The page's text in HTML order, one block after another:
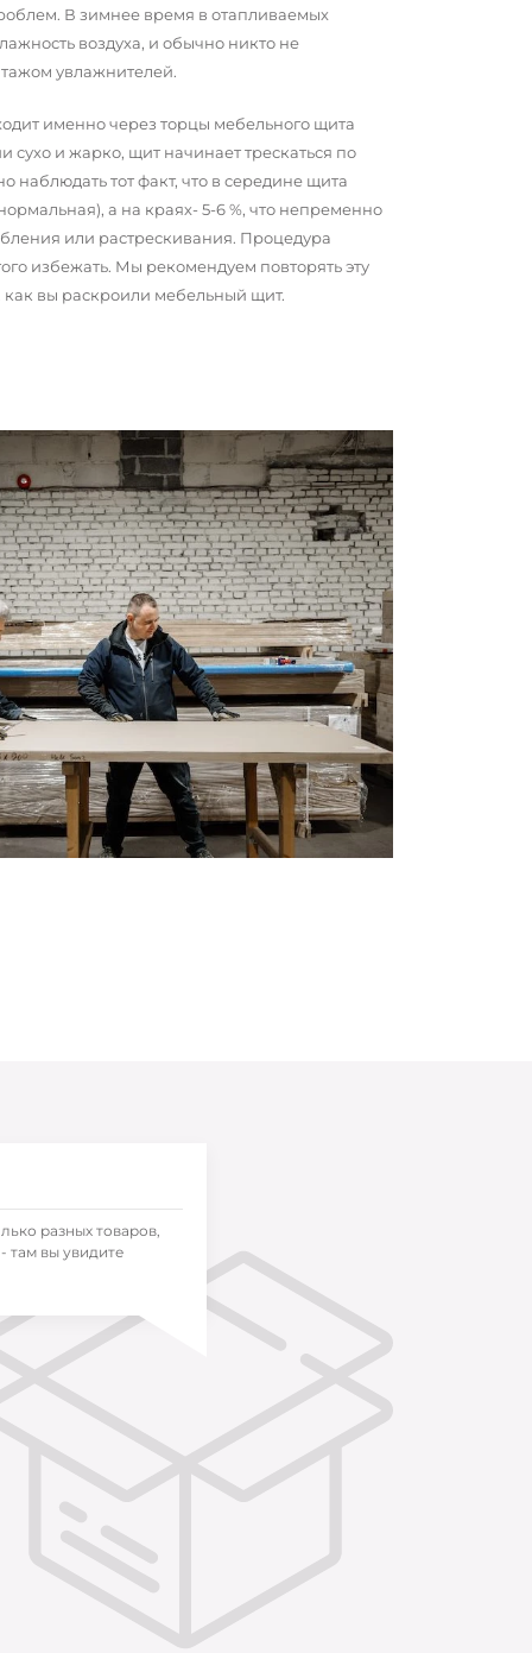
В зимнее время в отапливаемых
воздуха, и обычно никто не
увлажнителей.
именно через торцы мебельного щита
сухо и жарко, щит начинает трескаться по
тот факт, что в середине щита
нормальная), а на краях- 5-6 %, что непременно
или растрескивания. Процедура
избежать. Мы рекомендуем повторять эту
как вы раскроили мебельный щит.
разных товаров,
там вы увидите